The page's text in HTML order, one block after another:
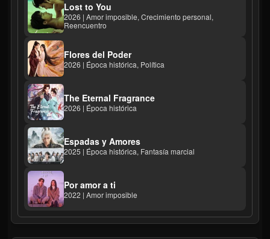
Lost to You
2026 | Amor imposible, Crecimiento personal,
Reencuentro
Flores del Poder
2026 | Época histórica, Política
The Eternal Fragrance
2026 | Época histórica
Espadas y Amores
2025 | Época histórica, Fantasía marcial
Por amor a ti
2022 | Amor imposible